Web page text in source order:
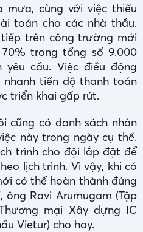
cùng với việc thiếu
toán cho các nhà thầu.
trên công trường mới
trong tổng số 9.000
cầu. Việc điều động
tiến độ thanh toán
triển khai gấp rút.
cũng có danh sách nhân
này trong ngày cụ thể.
trình cho đội lắp đặt để
lịch trình. Vì vậy, khi có
có thể hoàn thành đúng
Ravi Arumugam (Tập
mại Xây dựng IC
Vietur) cho hay.